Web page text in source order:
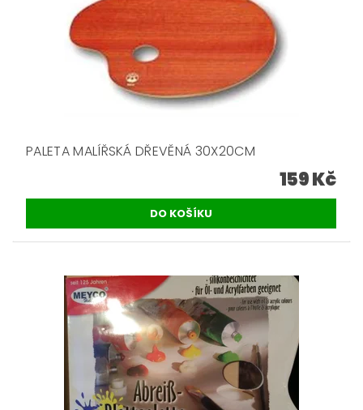
PALETA MALÍŘSKÁ DŘEVĚNÁ 30X20CM
159 Kč